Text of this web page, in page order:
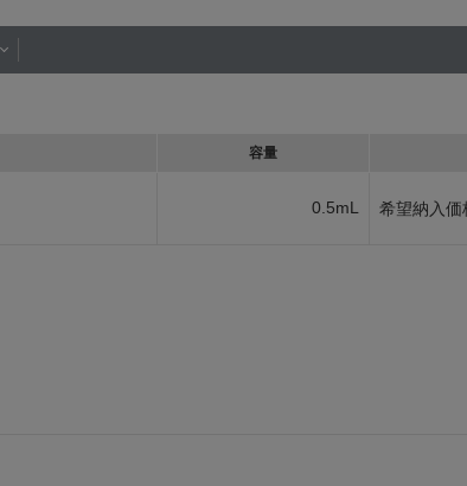
容量
0.5mL 希望納入価